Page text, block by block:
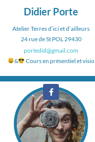
Didier Porte
Atelier Terres d’ici et d’ailleurs
24 rue de St POL 29430
portedid@gmail.com
&
Cours en présentiel et visio